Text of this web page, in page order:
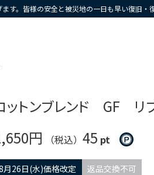
。皆様の安全と被災地の一日も早い復旧・
ットンブレンド GF リ
円
（税込）45 pt
月26日(水)価格改定 返品交換不可